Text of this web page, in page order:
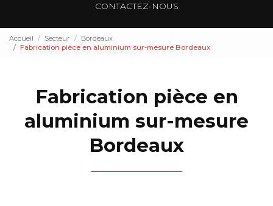
CONTACTEZ-NOUS
Accueil Secteur
Bordeaux
Fabrication pièce en aluminium sur-mesure Bordeaux
Fabrication pièce en
aluminium sur-mesure
Bordeaux